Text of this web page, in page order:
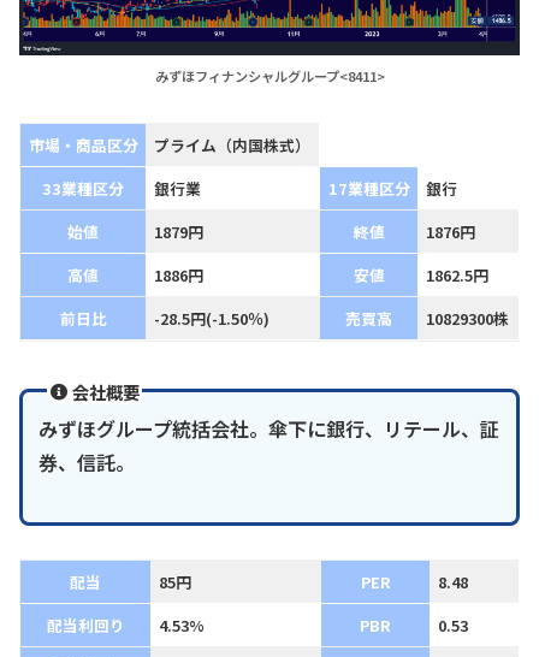
みずほフィナンシャルグループ<8411>
市場・商品区分
プライム（内国株式）
33業種区分
銀行業 17業種区分
銀行
始値
1879円 終値
1876円
高値
1886円 安値
1862.5円
前日比
-28.5円(-1.50％) 売買高 10829300株
会社概要
みずほグループ統括会社。傘下に銀行、リテール、証
券、信託。
配当 85円 PER
8.48
配当利回り
4.53% PBR
0.53